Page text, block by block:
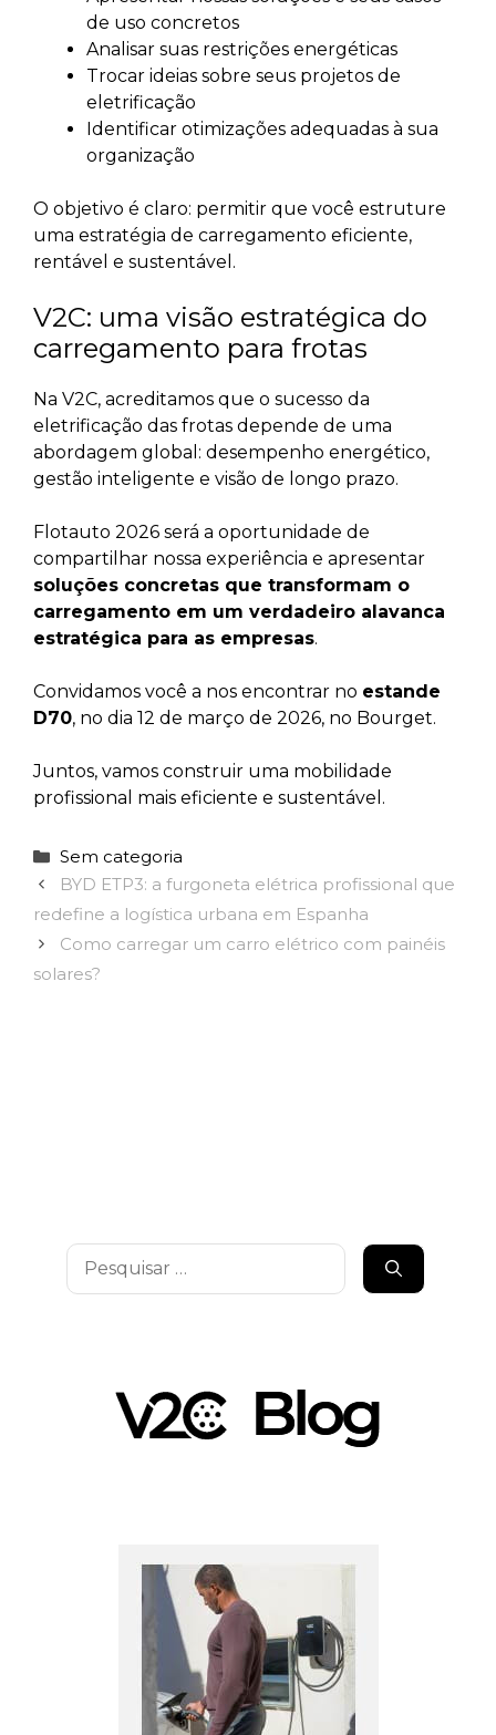
de uso concretos
Analisar suas restrições energéticas
Trocar ideias sobre seus projetos de
eletrificação
Identificar otimizações adequadas à sua
organização
O objetivo é claro: permitir que você estruture
uma estratégia de carregamento eficiente,
rentável e sustentável.
V2C: uma visão estratégica do
carregamento para frotas
Na V2C, acreditamos que o sucesso da
eletrificação das frotas depende de uma
abordagem global: desempenho energético,
gestão inteligente e visão de longo prazo.
Flotauto 2026 será a oportunidade de
compartilhar nossa experiência e apresentar
soluções concretas que transformam o
carregamento em um verdadeiro alavanca
estratégica para as empresas.
Convidamos você a nos encontrar no estande
D70, no dia 12 de março de 2026, no Bourget.
Juntos, vamos construir uma mobilidade
profissional mais eficiente e sustentável.
Categorias
Sem categoria
BYD ETP3: a furgoneta elétrica profissional que
redefine a logística urbana em Espanha
Como carregar um carro elétrico com painéis
solares?
Pesquisar
por: